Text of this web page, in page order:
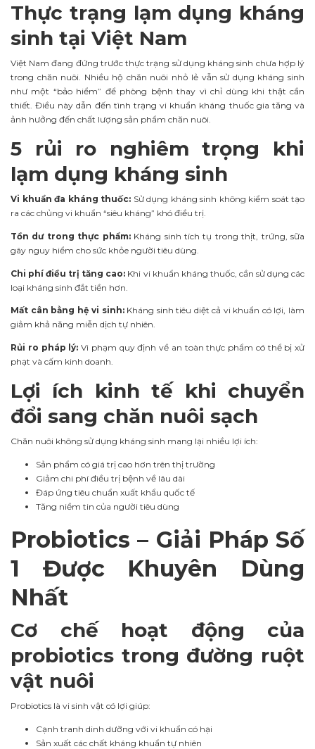
Thực trạng lạm dụng kháng
sinh tại Việt Nam
Việt Nam đang đứng trước thực trạng sử dụng kháng sinh chưa hợp lý
trong chăn nuôi. Nhiều hộ chăn nuôi nhỏ lẻ vẫn sử dụng kháng sinh
như một “bảo hiểm” để phòng bệnh thay vì chỉ dùng khi thật cần
thiết. Điều này dẫn đến tình trạng vi khuẩn kháng thuốc gia tăng và
ảnh hưởng đến chất lượng sản phẩm chăn nuôi.
5 rủi ro nghiêm trọng khi
lạm dụng kháng sinh
Vi khuẩn đa kháng thuốc: Sử dụng kháng sinh không kiểm soát tạo
ra các chủng vi khuẩn “siêu kháng” khó điều trị.
Tồn dư trong thực phẩm:Kháng sinh tích tụ trong thịt, trứng, sữa
gây nguy hiểm cho sức khỏe người tiêu dùng.
Chi phí điều trị tăng cao: Khi vi khuẩn kháng thuốc, cần sử dụng các
loại kháng sinh đắt tiền hơn.
Mất cân bằng hệ vi sinh:Kháng sinh tiêu diệt cả vi khuẩn có lợi, làm
giảm khả năng miễn dịch tự nhiên.
Rủi ro pháp lý: Vi phạm quy định về an toàn thực phẩm có thể bị xử
phạt và cấm kinh doanh.
Lợi ích kinh tế khi chuyển
đổi sang chăn nuôi sạch
Chăn nuôi không sử dụng kháng sinh mang lại nhiều lợi ích:
Sản phẩm có giá trị cao hơn trên thị trường
Giảm chi phí điều trị bệnh về lâu dài
Đáp ứng tiêu chuẩn xuất khẩu quốc tế
Tăng niềm tin của người tiêu dùng
Probiotics – Giải Pháp Số
1 Được Khuyên Dùng
Nhất
Cơ chế hoạt động của
probiotics trong đường ruột
vật nuôi
Probiotics là vi sinh vật có lợi giúp:
Cạnh tranh dinh dưỡng với vi khuẩn có hại
Sản xuất các chất kháng khuẩn tự nhiên